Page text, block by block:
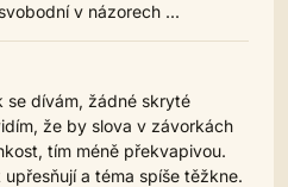
v názorech ...
se dívám, žádné skryté
že by slova v závorkách
tím méně překvapivou.
a téma spíše těžkne.